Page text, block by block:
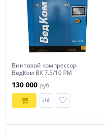
Винтовой компрессор
ВедКом ВК 7.5/10 PM
130 000 руб.